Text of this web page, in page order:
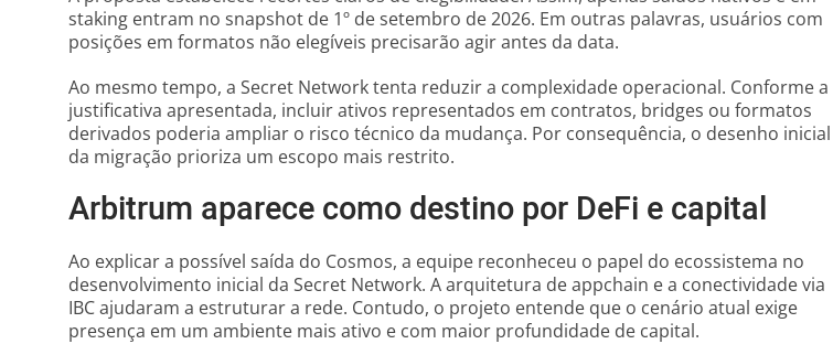
staking entram no snapshot de 1º de setembro de 2026. Em outras palavras, usuários com
posições em formatos não elegíveis precisarão agir antes da data.
Ao mesmo tempo, a Secret Network tenta reduzir a complexidade operacional. Conforme a
justificativa apresentada, incluir ativos representados em contratos, bridges ou formatos
derivados poderia ampliar o risco técnico da mudança. Por consequência, o desenho inicial
da migração prioriza um escopo mais restrito.
Arbitrum aparece como destino por DeFi e capital
Ao explicar a possível saída do Cosmos, a equipe reconheceu o papel do ecossistema no
desenvolvimento inicial da Secret Network. A arquitetura de appchain e a conectividade via
IBC ajudaram a estruturar a rede. Contudo, o projeto entende que o cenário atual exige
presença em um ambiente mais ativo e com maior profundidade de capital.